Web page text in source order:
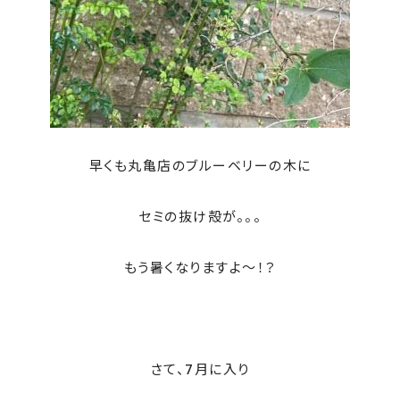
早くも丸亀店のブルーベリーの木に
セミの抜け殻が。。。
もう暑くなりますよ～！？
さて、7月に入り